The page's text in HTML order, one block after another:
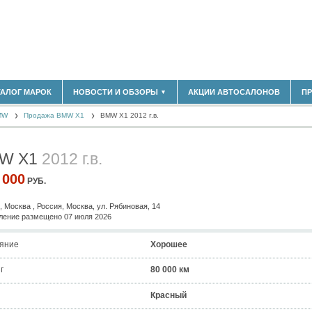
(14304)
МАРОК НОВОСТИ И ОБЗОРЫ ▼
НОВОСТИ РЫНКА
МАТЕРИАЛЫ ПАРТНЕРОВ
АКЦИИ АВТОСАЛОНОВ
Продажа BMW X1 BMW X1 2012 г.в.
X1 2012 г.в.
РУБ.
Москва , Россия, Москва, ул. Рябиновая, 14
размещено 07 июля 2026
Хорошее
80 000 км
Красный